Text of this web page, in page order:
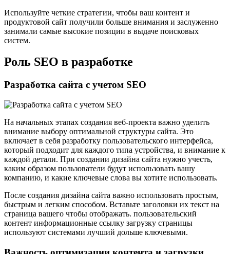
Используйте четкие стратегии, чтобы ваш контент и
продуктовой сайт получили больше внимания и заслуженно
занимали самые высокие позиции в выдаче поисковых
систем.
Роль SEO в разработке
Разработка сайта с учетом SEO
На начальных этапах создания веб-проекта важно уделить
внимание выбору оптимальной структуры сайта. Это
включает в себя разработку пользовательского интерфейса,
который подходит для каждого типа устройства, и внимание к
каждой детали. При создании дизайна сайта нужно учесть,
каким образом пользователи будут использовать вашу
компанию, и какие ключевые слова вы хотите использовать.
После создания дизайна сайта важно использовать простым,
быстрым и легким способом. Вставьте заголовки их текст на
страница вашего чтобы отображать. пользовательский
контент информационные ссылку загрузку страницы
используют системами лучший дольше ключевыми.